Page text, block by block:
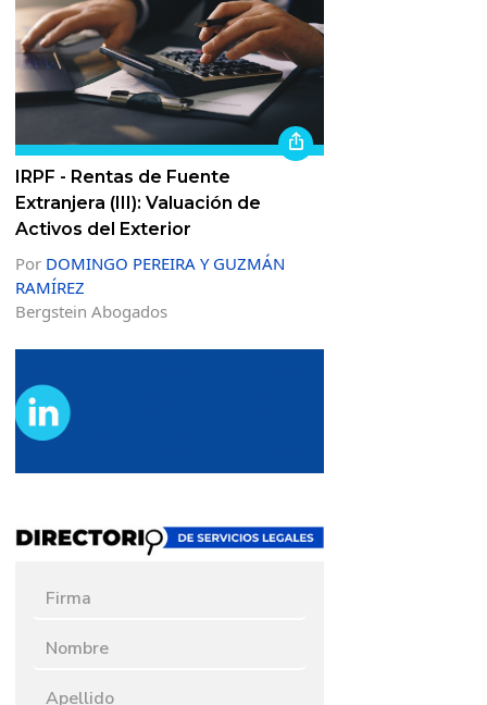
IRPF - Rentas de Fuente
Extranjera (III): Valuación de
Activos del Exterior
Por DOMINGO PEREIRA Y GUZMÁN
RAMÍREZ
Bergstein Abogados